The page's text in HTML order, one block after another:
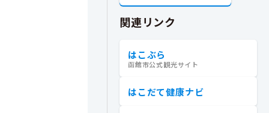
関連リンク
はこぶら
函館市公式観光サイト
はこだて健康ナビ